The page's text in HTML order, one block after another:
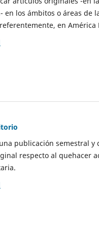
en los ámbitos o áreas de
en América
publicación semestral
respecto al quehacer